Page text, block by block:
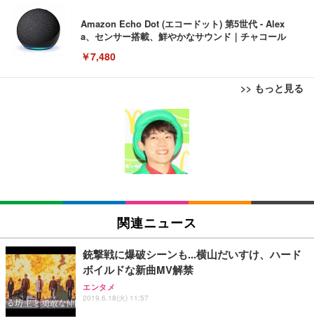
Amazon Echo Dot (エコードット) 第5世代 - Alex
a、センサー搭載、鮮やかなサウンド｜チャコール
￥7,480
>> もっと見る
[EdoErgo] オフィスチェア 椅子 テレワーク 疲れな
い 跳ね上げ式アームレスト コンパクト 約105度ロッ
キング pc 事務椅子 360度回転 座面昇降 強化ナイロ
ン樹脂ベース 通気性メッシュ 在宅ワーク H-WY01
(黒網+黒枠+黒足)
SIHOO B100 オフィスチェア／デスクチェア メッシ
ュチェア 人間工学 疲れない ブラック
￥27,999
Sezlife オフィスチェア デスクチェア 疲れない テレ
ワーク チェア 強化バックレスト 30度ロッキング機
能 人間工学 椅子 腰サポート 90度跳ね上げ式アーム
EIZO ビジネス向けプレミアムモニター | FlexScan
EV3240X-WT | 31.5型4K UHD・USB Type-C・ホワ
￥105,595
EIZO ビジネス向けプレミアムモニター | FlexScan
￥109,572
【純正品】27"ゲーミングモニター DualSense 充電
フック付き（CFI-ZDM1J）
Amazonベーシック ペットシーツ 薄型 レギュラー 1
回使い捨て 無香料 ホワイト 300枚
Amazonベーシック ペットシーツ 厚型 ワイド 42枚
x2袋(84枚) ホワイト(吸収面:ライトブルー)
￥3,234
ネオ・ルーライフ ネオ・オムツ L 中型犬用 26枚入
り 単品
関連ニュース
銃撃戦に爆破シーンも...横山だいすけ、ハード
ボイルドな新曲MV解禁
エンタメ
2019.6.18(火) 11:57